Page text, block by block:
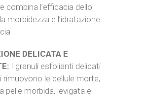
combina l’efficacia dello
morbidezza e l’idratazione
DELICATA E
I granuli esfolianti delicati
rimuovono le cellule morte,
pelle morbida, levigata e